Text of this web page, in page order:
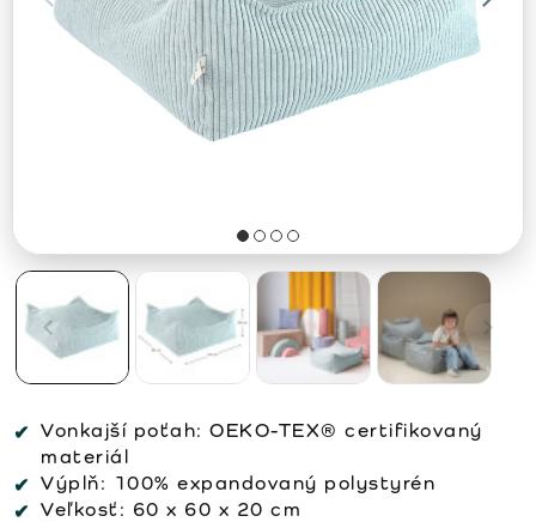
Vonkajší poťah: OEKO-TEX® certifikovaný
materiál
Výplň: 100% expandovaný polystyrén
Veľkosť: 60 x 60 x 20 cm